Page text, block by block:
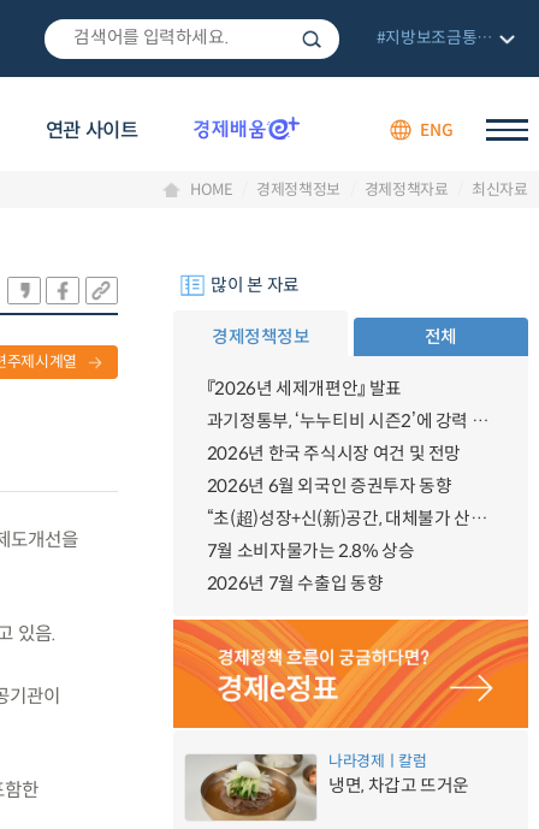
연관 사이트 ENG
#지방보조금통합관리망
HOME 경제정책정보 경제정책자료 최신자료
주제시계열
도개선을
있음.
관이
한
많이 본 자료
경제정책정보 전체
『2026년 세제개편안』 발표
과기정통부, ‘누누티비 시즌2’에 강력 대응 의지 밝혀
2026년 한국 주식시장 여건 및 전망
2026년 6월 외국인 증권투자 동향
“초(超)성장+신(新)공간, 대체불가 산업강국”
7월 소비자물가는 2.8% 상승
2026년 7월 수출입 동향
나라경제ㅣ칼럼
냉면, 차갑고 뜨거운